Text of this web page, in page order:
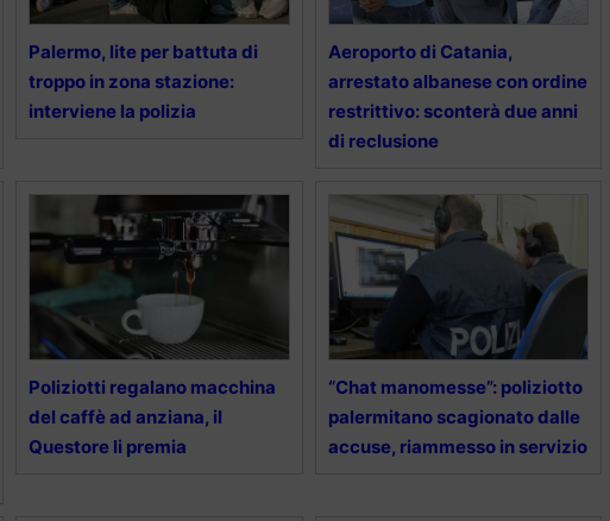
Palermo, lite per battuta di
troppo in zona stazione:
interviene la polizia
Aeroporto di Catania,
arrestato albanese con ordine
restrittivo: sconterà due anni
di reclusione
Poliziotti regalano macchina
del caffè ad anziana, il
Questore li premia
“Chat manomesse”: poliziotto
palermitano scagionato dalle
accuse, riammesso in servizio